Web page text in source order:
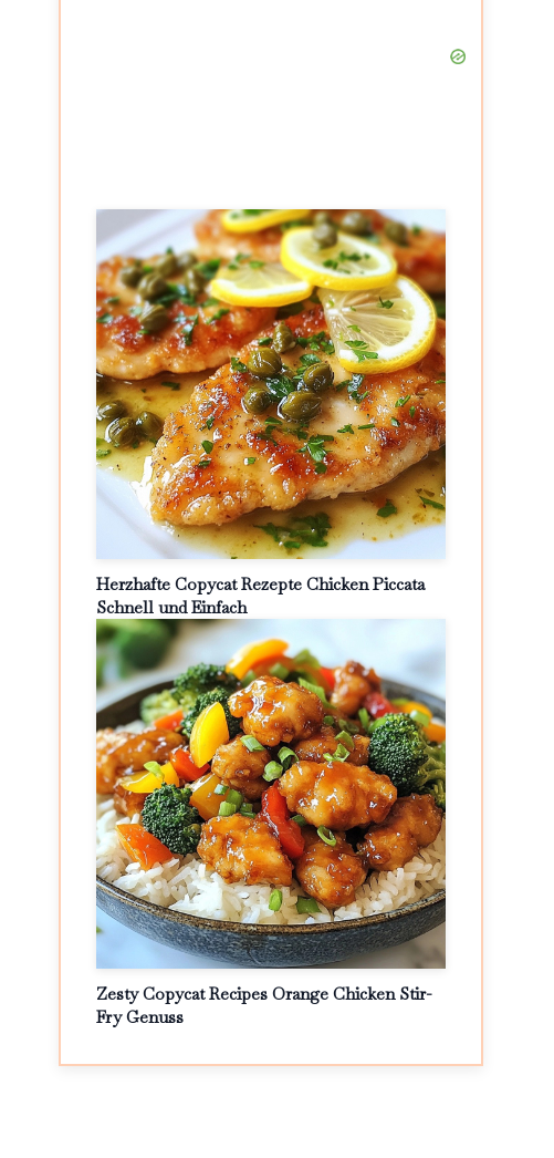
Herzhafte Copycat Rezepte Chicken Piccata
Schnell und Einfach
Zesty Copycat Recipes Orange Chicken Stir-
Fry Genuss